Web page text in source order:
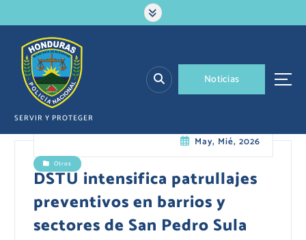
a
SERVIR Y PROTEGER
Noticias
May, Mié, 2026
Otros
DSTU intensifica patrullajes
preventivos en barrios y
sectores de San Pedro Sula